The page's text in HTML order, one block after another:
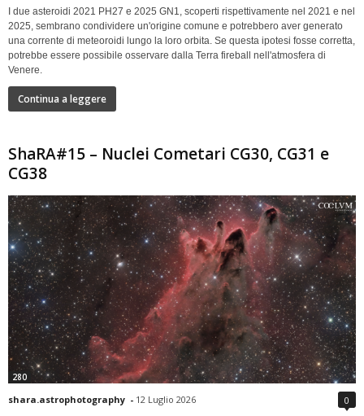
I due asteroidi 2021 PH27 e 2025 GN1, scoperti rispettivamente nel 2021 e nel
2025, sembrano condividere un'origine comune e potrebbero aver generato
una corrente di meteoroidi lungo la loro orbita. Se questa ipotesi fosse corretta,
potrebbe essere possibile osservare dalla Terra fireball nell'atmosfera di
Venere.
Continua a leggere
ShaRA#15 – Nuclei Cometari CG30, CG31 e
CG38
280
shara.astrophotography - 12 Luglio 2026 0